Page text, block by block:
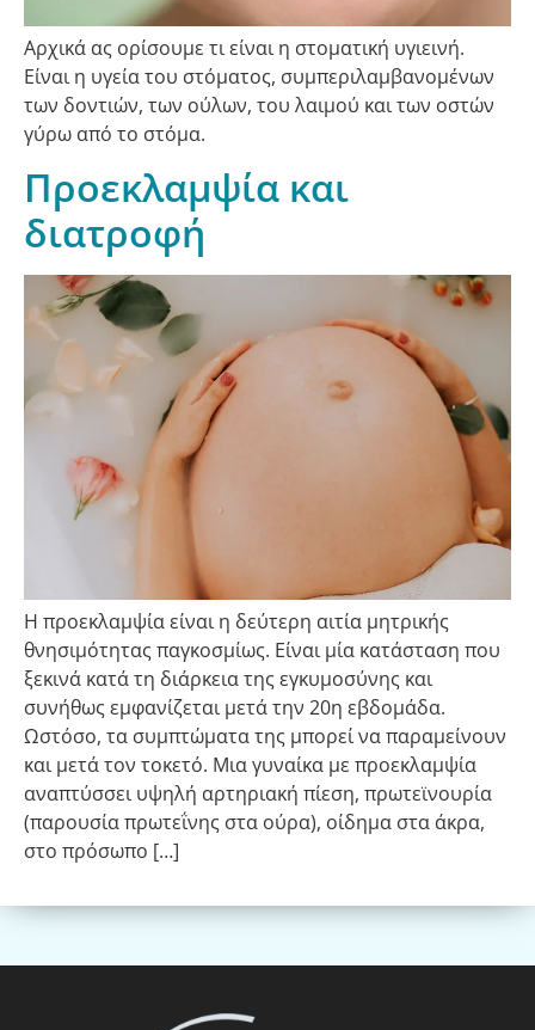
Αρχικά ας ορίσουμε τι είναι η στοματική υγιεινή.
Είναι η υγεία του στόματος, συμπεριλαμβανομένων
των δοντιών, των ούλων, του λαιμού και των οστών
γύρω από το στόμα.
Προεκλαμψία και
διατροφή
Η προεκλαμψία είναι η δεύτερη αιτία μητρικής
θνησιμότητας παγκοσμίως. Είναι μία κατάσταση που
ξεκινά κατά τη διάρκεια της εγκυμοσύνης και
συνήθως εμφανίζεται μετά την 20η εβδομάδα.
Ωστόσο, τα συμπτώματα της μπορεί να παραμείνουν
και μετά τον τοκετό. Μια γυναίκα με προεκλαμψία
αναπτύσσει υψηλή αρτηριακή πίεση, πρωτεϊνουρία
(παρουσία πρωτεΐνης στα ούρα), οίδημα στα άκρα,
στο πρόσωπο […]